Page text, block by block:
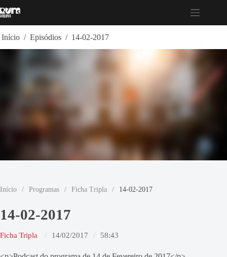
para
Início / Episódios / 14-02-2017
Início / Programas / Ficha Tripla / 14-02-2017
14-02-2017
Ficha Tripla 14/02/2017 58:43